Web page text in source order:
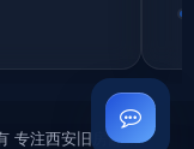
注西安旧房翻新